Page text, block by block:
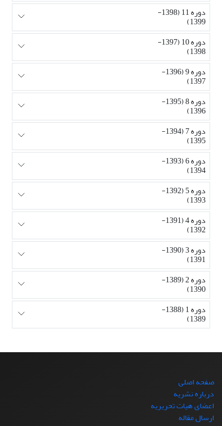
دوره 11 (1398-
1399)
دوره 10 (1397-
1398)
دوره 9 (1396-
1397)
دوره 8 (1395-
1396)
دوره 7 (1394-
1395)
دوره 6 (1393-
1394)
دوره 5 (1392-
1393)
دوره 4 (1391-
1392)
دوره 3 (1390-
1391)
دوره 2 (1389-
1390)
دوره 1 (1388-
1389)
صفحه اصلی
درباره نشریه
اعضای هیات تحریریه
ارسال مقاله